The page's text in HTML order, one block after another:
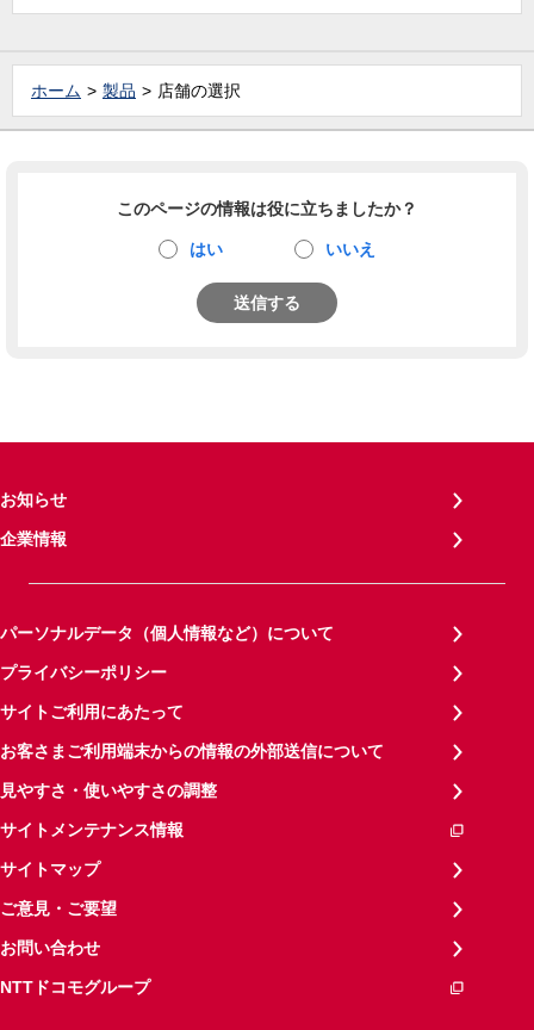
ホーム 製品 店舗の選択
このページの情報は役に立ちましたか？
はい いいえ
送信する
お知らせ
企業情報
パーソナルデータ（個人情報など）について
プライバシーポリシー
サイトご利用にあたって
お客さまご利用端末からの情報の外部送信について
見やすさ・使いやすさの調整
サイトメンテナンス情報
サイトマップ
ご意見・ご要望
お問い合わせ
NTTドコモグループ